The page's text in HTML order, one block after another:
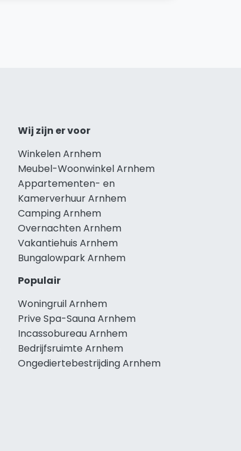
Wij zijn er voor
Winkelen Arnhem
Meubel-Woonwinkel Arnhem
Appartementen- en
Kamerverhuur Arnhem
Camping Arnhem
Overnachten Arnhem
Vakantiehuis Arnhem
Bungalowpark Arnhem
Populair
Woningruil Arnhem
Prive Spa-Sauna Arnhem
Incassobureau Arnhem
Bedrijfsruimte Arnhem
Ongediertebestrijding Arnhem